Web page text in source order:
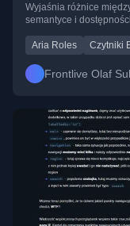
Wyjaśnia różnice
semantyce i
Aria Roles Czytniki
Frontlive Olaf